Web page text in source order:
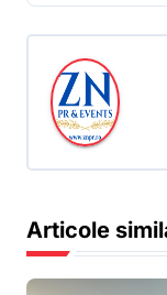
g
r
e
a
r
Articole